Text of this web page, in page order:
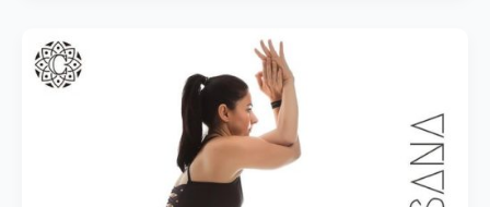
Garudasana
(Kartal